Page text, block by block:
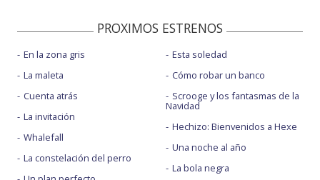
PROXIMOS ESTRENOS
En la zona gris
La maleta
Cuenta atrás
La invitación
Whalefall
La constelación del perro
Esta soledad
Cómo robar un banco
Scrooge y los fantasmas de la
Navidad
Hechizo: Bienvenidos a Hexe
Una noche al año
La bola negra